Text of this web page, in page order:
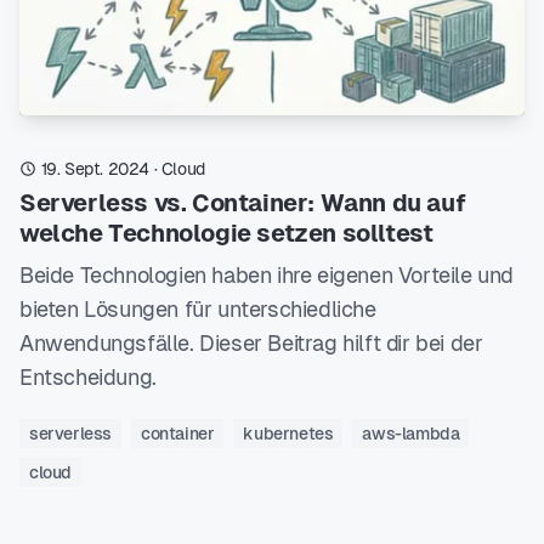
19. Sept. 2024 ·Cloud
Serverless vs. Container: Wann du auf
welche Technologie setzen solltest
Beide Technologien haben ihre eigenen Vorteile und
bieten Lösungen für unterschiedliche
Anwendungsfälle. Dieser Beitrag hilft dir bei der
Entscheidung.
serverless container kubernetes
aws-lambda
cloud